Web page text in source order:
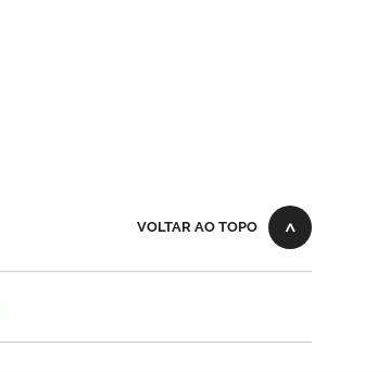
VOLTAR AO TOPO